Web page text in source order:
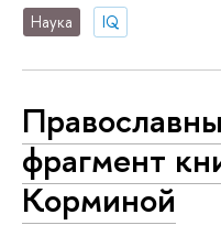
Наука IQ
фрагмент
Корминой